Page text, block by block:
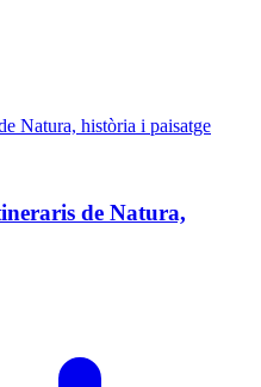
Natura, història i paisatge
de Natura,